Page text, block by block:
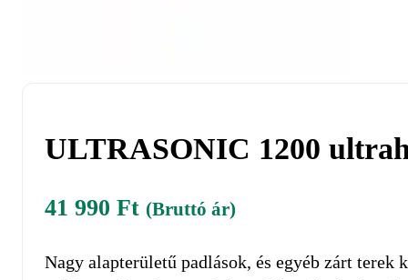
ULTRASONIC 1200
41 990 Ft (Bruttó ár)
Nagy alapterületű padlások, és egyéb zárt terek